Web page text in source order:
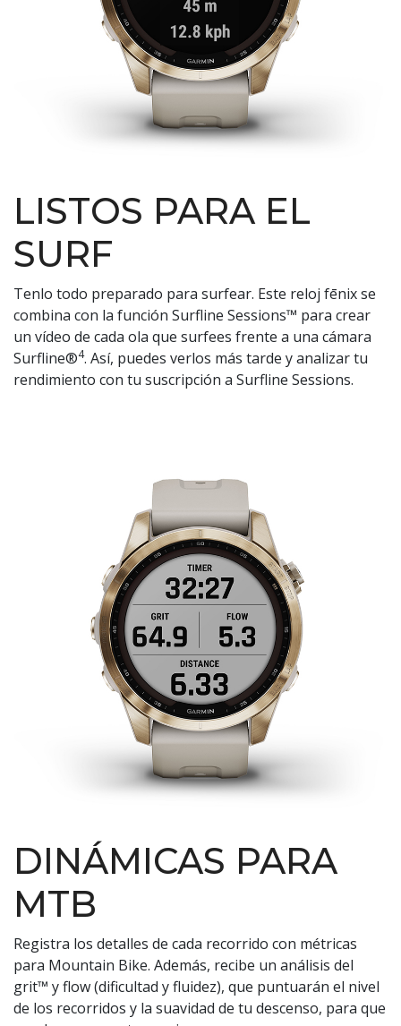
LISTOS PARA EL
SURF
Tenlo todo preparado para surfear. Este reloj fēnix se
combina con la función Surfline Sessions™ para crear
un vídeo de cada ola que surfees frente a una cámara
Surfline®4. Así, puedes verlos más tarde y analizar tu
rendimiento con tu suscripción a Surfline Sessions.
DINÁMICAS PARA
MTB
Registra los detalles de cada recorrido con métricas
para Mountain Bike. Además, recibe un análisis del
grit™ y flow (dificultad y fluidez), que puntuarán el nivel
de los recorridos y la suavidad de tu descenso, para que